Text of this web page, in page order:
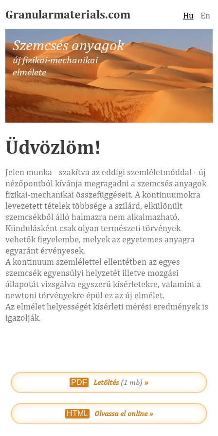
Granularmaterials.com Hu En
Szemcsés anyagok
új fizikai-mechanikai
elmélete
Üdvözlöm!
Jelen munka - szakítva az eddigi szemléletmóddal - új
nézőpontból kívánja megragadni a szemcsés anyagok
fizikai-mechanikai összefüggéseit. A kontinuumokra
levezetett tételek többsége a szilárd, elkülönült
szemcsékből álló halmazra nem alkalmazható.
Kiindulásként csak olyan természeti törvények
vehetők figyelembe, melyek az egyetemes anyagra
egyaránt érvényesek.
A kontinuum szemlélettel ellentétben az egyes
szemcsék egyensúlyi helyzetét illetve mozgási
állapotát vizsgálva egyszerű kísérletekre, valamint a
newtoni törvényekre épül ez az új elmélet.
Az elmélet helyességét kísérleti mérési eredmények is
igazolják.
PDF Letöltés (1 mb) »
HTML Olvassa el online »